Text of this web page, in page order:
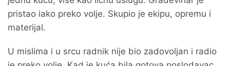
pristao iako preko volje. Skupio je ekipu, opremu i
materijal.
U mislima i u srcu radnik nije bio zadovoljan i radio